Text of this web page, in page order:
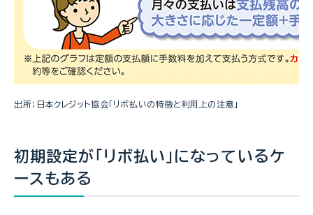
出所：日本クレジット協会「リボ払いの特徴と利用上の注意」
初期設定が「リボ払い」になっているケ
ースもある